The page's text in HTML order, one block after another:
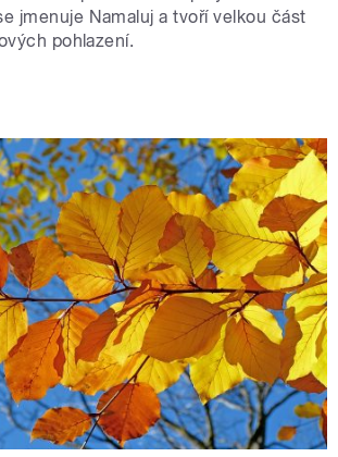
jmenuje Namaluj a tvoří velkou část
pohlazení.